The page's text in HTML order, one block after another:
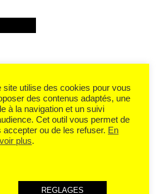
site utilise des cookies pour vous
des contenus adaptés, une
à la navigation et un suivi
Cet outil vous permet de
accepter ou de les refuser. En
plus.
REGLAGES